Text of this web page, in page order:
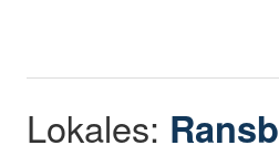
Lokales: